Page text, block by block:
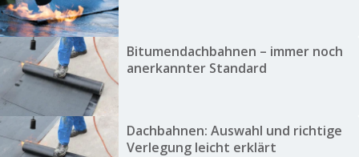
Bitumendachbahnen – immer noch
anerkannter Standard
Dachbahnen: Auswahl und richtige
Verlegung leicht erklärt